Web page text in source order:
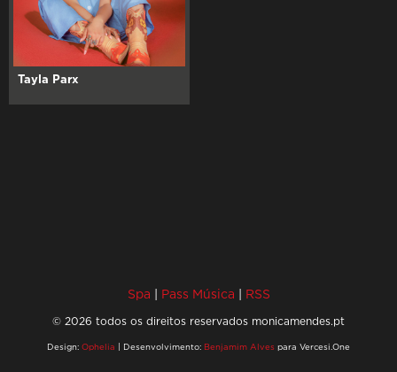
Tayla Parx
Spa | Pass Música | RSS
© 2026 todos os direitos reservados monicamendes.pt
Design: Ophelia | Desenvolvimento: Benjamim Alves para Vercesi.One